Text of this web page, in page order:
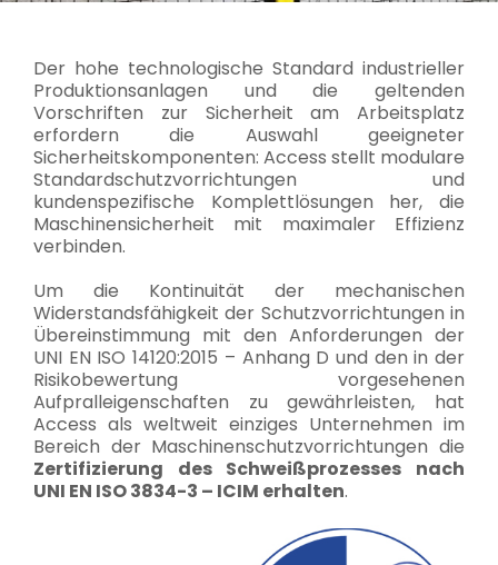
Der hohe technologische Standard industrieller
Produktionsanlagen und die geltenden
Vorschriften zur Sicherheit am Arbeitsplatz
erfordern die Auswahl geeigneter
Sicherheitskomponenten: Access stellt modulare
Standardschutzvorrichtungen und
kundenspezifische Komplettlösungen her, die
Maschinensicherheit mit maximaler Effizienz
verbinden.
Um die Kontinuität der mechanischen
Widerstandsfähigkeit der Schutzvorrichtungen in
Übereinstimmung mit den Anforderungen der
UNI EN ISO 14120:2015 – Anhang D und den in der
Risikobewertung vorgesehenen
Aufpralleigenschaften zu gewährleisten, hat
Access als weltweit einziges Unternehmen im
Bereich der Maschinenschutzvorrichtungen die
Zertifizierung des Schweißprozesses nach
UNI EN ISO 3834-3 – ICIM erhalten.